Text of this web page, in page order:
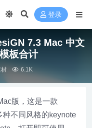
登录
7.3 Mac 中文
板合计
6.1K
版，这是一款
种不同风格的keynote